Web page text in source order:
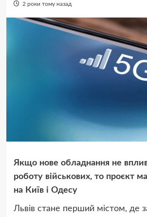
2 роки тому назад
Якщо нове обладнання не
роботу військових, то проєкт
на Київ і Одесу
Львів стане перший містом, де